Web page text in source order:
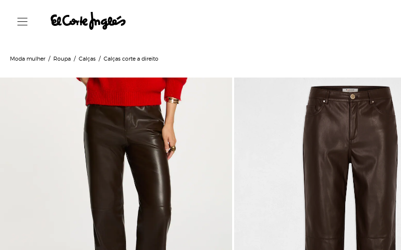
Moda mulher Roupa Calças Calças corte a direito